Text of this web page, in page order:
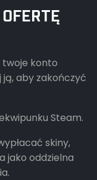
konto
aby zakończyć
Steam.
skiny,
jako oddzielna